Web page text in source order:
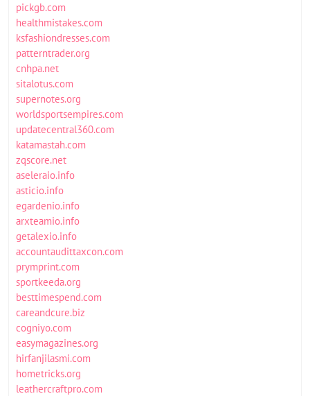
pickgb.com
healthmistakes.com
ksfashiondresses.com
patterntrader.org
cnhpa.net
sitalotus.com
supernotes.org
worldsportsempires.com
updatecentral360.com
katamastah.com
zqscore.net
aseleraio.info
asticio.info
egardenio.info
arxteamio.info
getalexio.info
accountaudittaxcon.com
prymprint.com
sportkeeda.org
besttimespend.com
careandcure.biz
cogniyo.com
easymagazines.org
hirfanjilasmi.com
hometricks.org
leathercraftpro.com